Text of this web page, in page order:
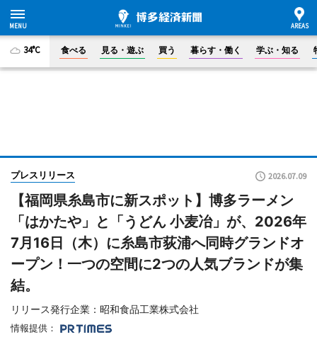
34°C 食べる 見る・遊ぶ 買う 暮らす・働く 学ぶ・知る
プレスリリース 2026.07.09
【福岡県糸島市に新スポット】博多ラーメン
「はかたや」と「うどん 小麦冶」が、2026年
7月16日（木）に糸島市荻浦へ同時グランドオ
ープン！一つの空間に2つの人気ブランドが集
結。
リリース発行企業：昭和食品工業株式会社
情報提供：